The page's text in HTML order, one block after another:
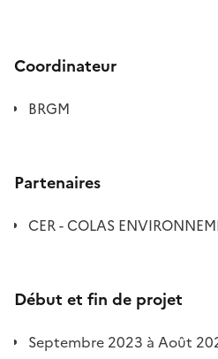
Coordinateur
BRGM
Partenaires
CER - COLAS
Début et fin de projet
Septembre 2023 à Août